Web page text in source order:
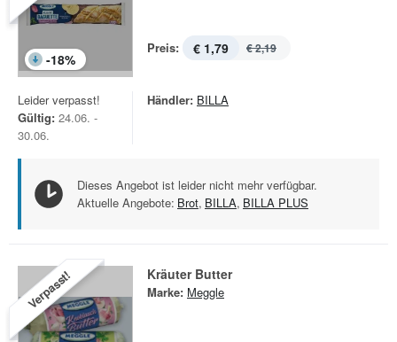
-18%
Preis: € 1,79 € 2,19
Leider verpasst!
Gültig: 24.06. -
30.06.
Händler: BILLA
Dieses Angebot ist leider nicht mehr verfügbar.
Aktuelle Angebote: Brot, BILLA, BILLA PLUS
Verpasst! Kräuter Butter
Marke: Meggle